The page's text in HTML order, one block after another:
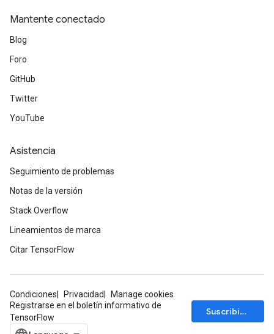
Mantente conectado
Blog
Foro
GitHub
Twitter
YouTube
Asistencia
Seguimiento de problemas
Notas de la versión
Stack Overflow
Lineamientos de marca
Citar TensorFlow
Condiciones Privacidad
Manage cookies
Registrarse en el boletín informativo de
TensorFlow
Suscribirse